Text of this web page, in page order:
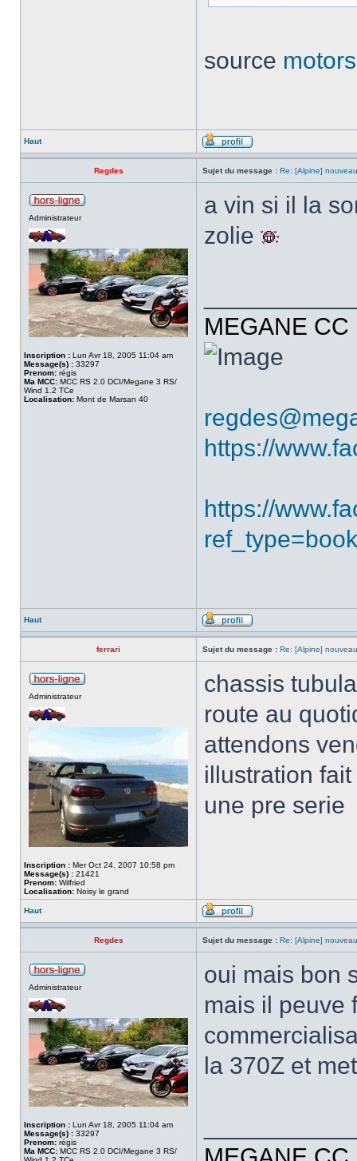
source
Haut
Regdes Sujet du message : Re: [Alpine]
Administrateur
Inscription : Lun Avr 18, 2005 11:04 am
Message(s) : 33297
Prenom: régis
Ma MCC: MCC RS 2.0 DCI/Megane 3 RS/
Wind 1.2 TCe
Localisation: Mont de Marsan 40
a vin si il la
zolie
MEGANE
https://
https://
Haut
ferrari Sujet du message : Re: [Alpine]
Administrateur
Inscription : Mer Oct 24, 2007 10:58 pm
Message(s) : 21421
Prenom: Wilfried
Localisation: Noisy le grand
chassis
route au
attendons
illustration
une pre serie
Haut
Regdes Sujet du message : Re: [Alpine]
Administrateur
Inscription : Lun Avr 18, 2005 11:04 am
Message(s) : 33297
Prenom: régis
Ma MCC: MCC RS 2.0 DCI/Megane 3 RS/
oui mais bon
mais il peuve
la 370Z et